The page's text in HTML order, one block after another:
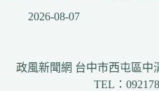
2026-08-07
政風新聞網 台中市西屯區中
TEL：